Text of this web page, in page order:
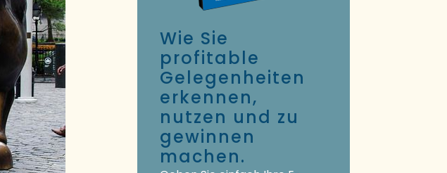
Wie Sie
profitable
Gelegenheiten
erkennen,
nutzen und zu
gewinnen
machen.